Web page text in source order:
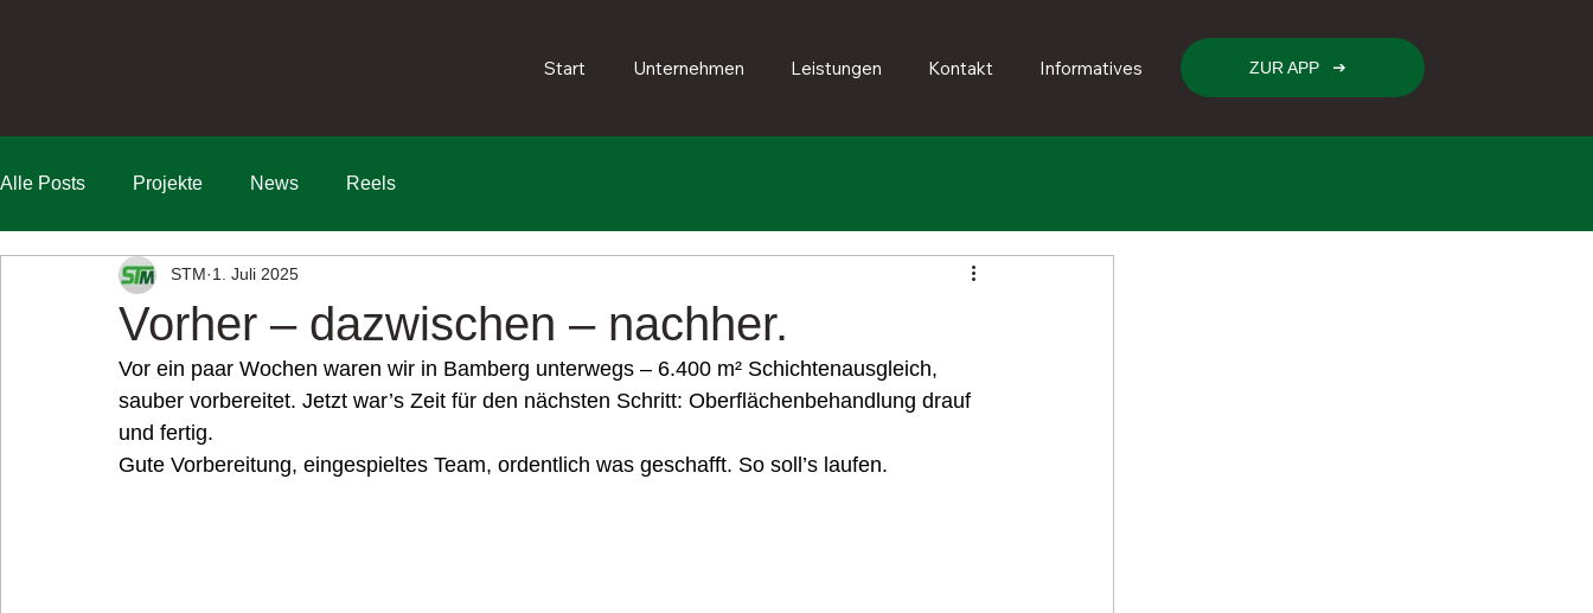
Start Unternehmen Leistungen Kontakt Informatives ZUR APP
Alle Posts Projekte News Reels
Vorher – dazwischen – nachher.
STM 1. Juli 2025
Vor ein paar Wochen waren wir in Bamberg unterwegs – 6.400 m² Schichtenausgleich,
sauber vorbereitet. Jetzt war’s Zeit für den nächsten Schritt: Oberflächenbehandlung drauf
und fertig.
Gute Vorbereitung, eingespieltes Team, ordentlich was geschafft. So soll’s laufen.